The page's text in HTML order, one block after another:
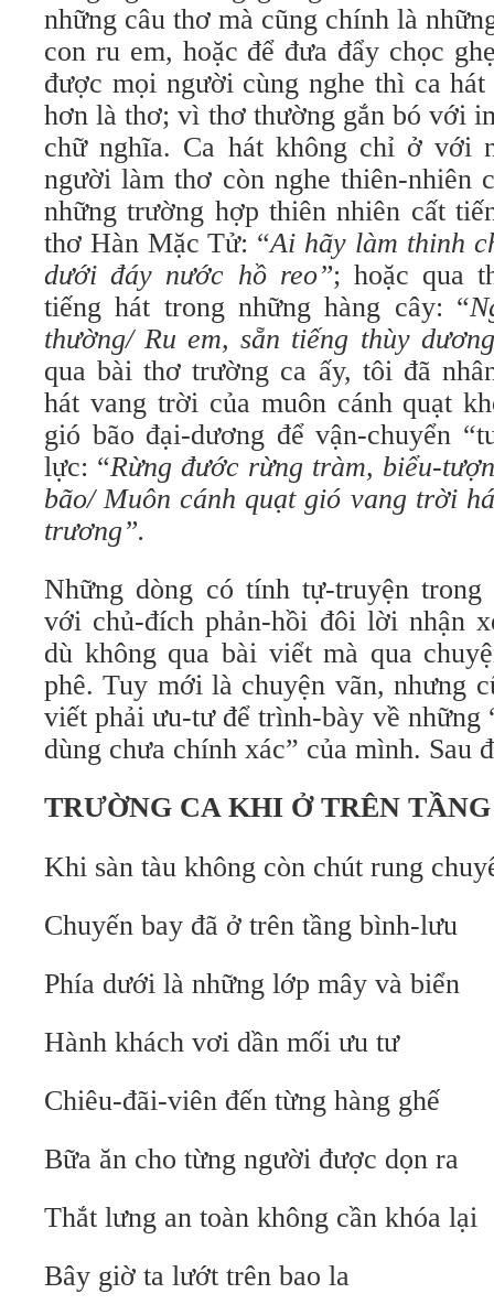
những câu thơ mà cũng chính là
con ru em, hoặc để đưa đẩy chọc
được mọi người cùng nghe thì ca
hơn là thơ; vì thơ thường gắn bó với
chữ nghĩa. Ca hát không chỉ ở với
người làm thơ còn nghe thiên-nhiên
những trường hợp thiên nhiên cất
thơ Hàn Mặc Tử: “Ai hãy làm thinh
dưới đáy nước hồ reo”; hoặc qua
tiếng hát trong những hàng cây: “
thường/ Ru em, sẵn tiếng thùy
qua bài thơ trường ca ấy, tôi đã
hát vang trời của muôn cánh quạt
gió bão đại-dương để vận-chuyển
lực: “Rừng đước rừng tràm, biểu-
bão/ Muôn cánh quạt gió vang trời
trương”.
Những dòng có tính tự-truyện
với chủ-đích phản-hồi đôi lời nhận
dù không qua bài viểt mà qua
phê. Tuy mới là chuyện vãn, nhưng
viết phải ưu-tư để trình-bày về những
dùng chưa chính xác” của mình. Sau
TRƯỜNG CA KHI Ở TRÊN
Khi sàn tàu không còn chút rung
Chuyến bay đã ở trên tầng bình-lưu
Phía dưới là những lớp mây và biển
Hành khách vơi dần mối ưu tư
Chiêu-đãi-viên đến từng hàng ghế
Bữa ăn cho từng người được dọn ra
Thắt lưng an toàn không cần khóa lại
Bây giờ ta lướt trên bao la